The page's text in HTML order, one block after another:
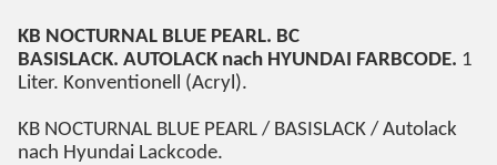
KB NOCTURNAL BLUE PEARL. BC
BASISLACK. AUTOLACK nach HYUNDAI FARBCODE. 1
Liter. Konventionell (Acryl).
KB NOCTURNAL BLUE PEARL / BASISLACK / Autolack
nach Hyundai Lackcode.